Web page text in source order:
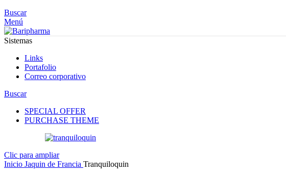
Buscar
Menú
Sistemas
Links
Portafolio
Correo corporativo
Buscar
SPECIAL OFFER
PURCHASE THEME
Clic para ampliar
Inicio Jaquin de Francia Tranquiloquin